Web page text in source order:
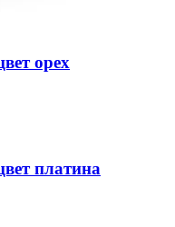
орех
платина